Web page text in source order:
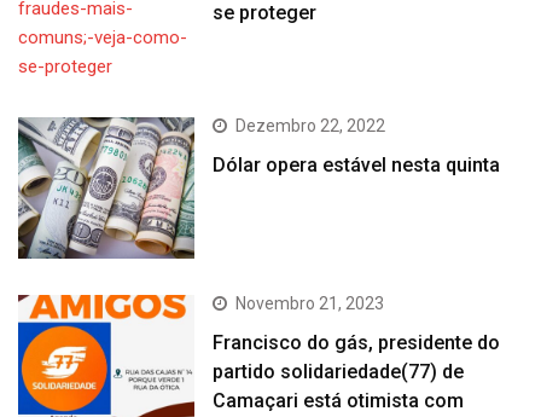
se proteger
Dezembro 22, 2022
Dólar opera estável nesta quinta
Novembro 21, 2023
Francisco do gás, presidente do
partido solidariedade(77) de
Camaçari está otimista com